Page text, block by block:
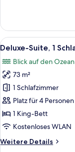
Zimmer,
1 King-
Bett,
auf
die
Anlage
Alle
Fotos
für
Deluxe-
Suite,
1
Schlafzimmer,
Meerblick
,Club)
8
Deluxe-Suite, 1
Blick auf den Ozean
73 m²
1 Schlafzimmer
Platz für 4 Personen
1 King-Bett
Kostenloses WLAN
Weitere Details
Weitere